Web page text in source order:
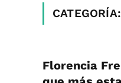
CATEGORÍA:
Florencia